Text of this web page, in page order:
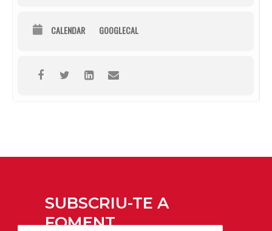
CALENDAR GOOGLECAL
SUBSCRIU-TE A
FOMENT